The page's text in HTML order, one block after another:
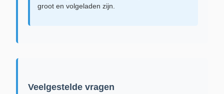
groot en volgeladen zijn.
Veelgestelde vragen